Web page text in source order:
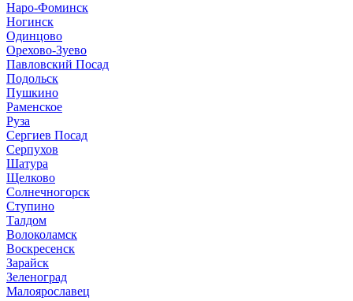
Наро-Фоминск
Ногинск
Одинцово
Орехово-Зуево
Павловский Посад
Подольск
Пушкино
Раменское
Руза
Сергиев Посад
Серпухов
Шатура
Щелково
Солнечногорск
Ступино
Талдом
Волоколамск
Воскресенск
Зарайск
Зеленоград
Малоярославец